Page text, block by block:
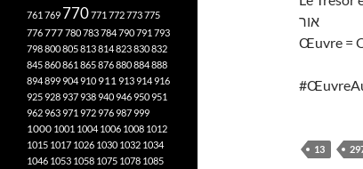
אור
Œuvre =
13
761 769 770771 772773775
776777780783784790791 793
798800805813814823830832
845860861 865876880884888
894899904910 911 913914916
925928937938940946950951
962963971 972976987999
1000 1001 1004 1006 1008 1012
1015 1017 1026 1030 1032 1034
1046 1053 1058 1075 1078 1085